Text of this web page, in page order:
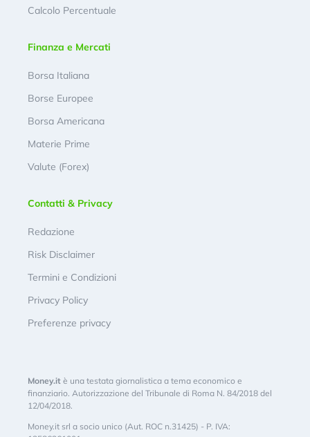
Calcolo Percentuale
Finanza e Mercati
Borsa Italiana
Borse Europee
Borsa Americana
Materie Prime
Valute (Forex)
Contatti & Privacy
Redazione
Risk Disclaimer
Termini e Condizioni
Privacy Policy
Preferenze privacy
Money.it è una testata giornalistica a tema economico e
finanziario. Autorizzazione del Tribunale di Roma N. 84/2018 del
12/04/2018.
Money.it srl a socio unico (Aut. ROC n.31425) - P. IVA: